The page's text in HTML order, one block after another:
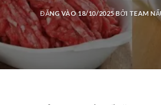
ĐĂNG VÀO18/10/2025BỞI TEAM